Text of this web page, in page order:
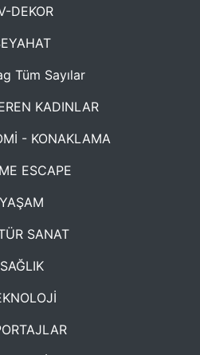
DEKOR
Tüm Sayılar
KADINLAR
- KONAKLAMA
ESCAPE
YAŞAM
SANAT
SAĞLIK